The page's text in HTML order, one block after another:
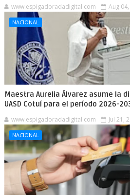
www.espigadoradadigital.com Aug
NACIONAL
Maestra Aurelia Álvarez asume la
UASD Cotuí para el período 2026-
www.espigadoradadigital.com Jul 21,
NACIONAL